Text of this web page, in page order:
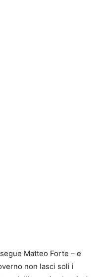
Matteo Forte – e
non lasci soli i